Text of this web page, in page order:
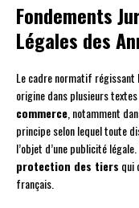
Fondements
Légales des
Le cadre normatif régissant
origine dans plusieurs
commerce, notamment
principe selon lequel toute
l’objet d’une publicité
protection des tiers qui
français.